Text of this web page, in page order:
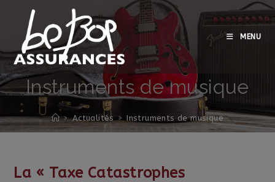
content
MENU
Instruments de musique
> Actualités > Instruments de musique
La « Taxe Catastrophes